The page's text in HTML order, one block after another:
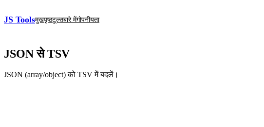
JS Toolsमुखपृष्ठटूल्सबारे मेंगोपनीयता
JSON से TSV
JSON (array/object) को TSV में बदलें।